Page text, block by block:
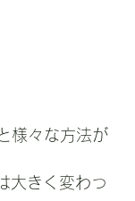
様々な方法が
大きく変わっ